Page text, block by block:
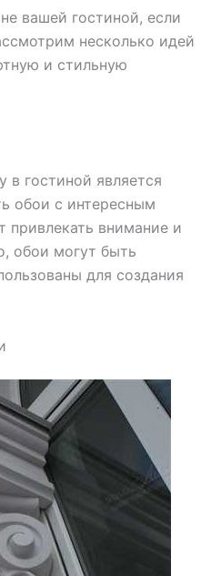
вашей гостиной, если
несколько идей
и стильную
гостиной является
обои с интересным
привлекать внимание и
обои могут быть
для создания